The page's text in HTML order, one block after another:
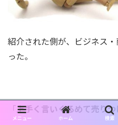
紹介された側が、ビジネス
った。
「上手く言いくるめて売り
メニュー ホーム 検索